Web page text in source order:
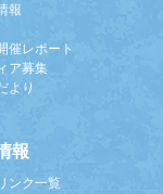
報
催レポート
ア募集
より
報
ンク一覧